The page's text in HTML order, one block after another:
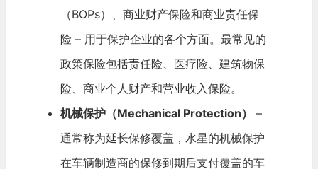
（BOPs）、商业财产保险和商业责任保
险 – 用于保护企业的各个方面。最常见的
政策保险包括责任险、医疗险、建筑物保
险、商业个人财产和营业收入保险。
机械保护（Mechanical Protection）
–
通常称为延长保修覆盖，水星的机械保护
在车辆制造商的保修到期后支付覆盖的车